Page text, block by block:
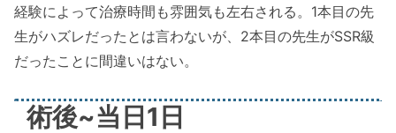
経験によって治療時間も雰囲気も左右される。1本目の先
生がハズレだったとは言わないが、2本目の先生がSSR級
だったことに間違いはない。
術後~当日1日